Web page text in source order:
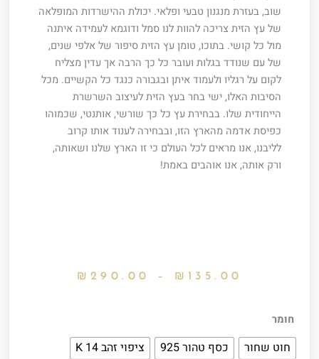
שוב, בעזרת מנגנון טבעי ופלאי. יכולת ההישרדות המופלאה
של עץ הזית צריכה להוות לנו סמל ודוגמא לעמידה איתנה
מול כל קושי. בתוכו, טומן עץ הזית סיפור של אלפי שנים,
של עם שנודד בגלות ועובר כל כך הרבה אך עדין מצליח
לקום על רגליו ולעמוד איתן ובגבורה כנגד כל הקשיים. מכל
הסיבות האלו, ישי בחר בעץ הזית לעיצוב השרשרת
הייחודית שלו. בבחירת עץ כל כך שורשי, אותנטי, שכמוהו
כפיסת אדמה מהארץ הזו, ובבחירה לענוד אותו קרוב
לליבנו, אנו מראים לכל העולם כי זו הארץ שלנו ושאותה,
ורק אותה, אנו אוהבים באמת!
₪ 135.00
–
₪ 290.00
⁦₪290.00⁩
חומר
חוט שחור כסף טהור 925 ציפוי זהב 14 K
כמות
של
שרשרת